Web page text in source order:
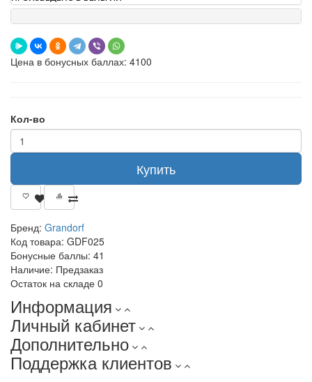
Цена в бонусных баллах: 4100
Кол-во
Купить
Бренд: Grandorf
Код товара: GDF025
Бонусные баллы: 41
Наличие: Предзаказ
Остаток на складе 0
Информация
Личный кабинет
Дополнительно
Поддержка клиентов